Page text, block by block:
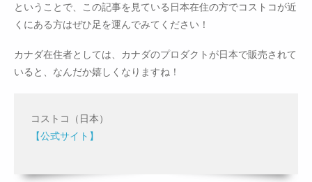
ということで、この記事を見ている日本在住の方でコストコが近
くにある方はぜひ足を運んでみてください！
カナダ在住者としては、カナダのプロダクトが日本で販売されて
いると、なんだか嬉しくなりますね！
コストコ（日本）
【公式サイト】